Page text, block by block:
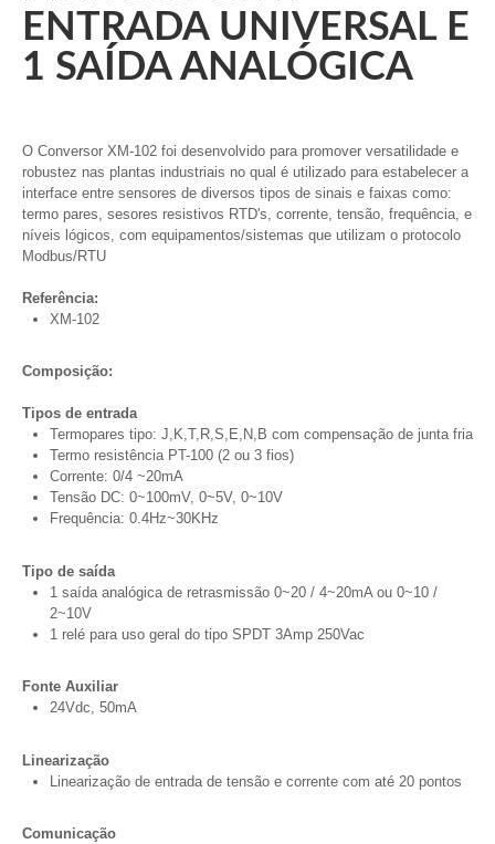
ENTRADA UNIVERSAL E
1 SAÍDA ANALÓGICA
O Conversor XM-102 foi desenvolvido para promover versatilidade e
robustez nas plantas industriais no qual é utilizado para estabelecer a
interface entre sensores de diversos tipos de sinais e faixas como:
termo pares, sesores resistivos RTD's, corrente, tensão, frequência, e
níveis lógicos, com equipamentos/sistemas que utilizam o protocolo
Modbus/RTU
Referência:
XM-102
Composição:
Tipos de entrada
Termopares tipo: J,K,T,R,S,E,N,B com compensação de junta fria
Termo resistência PT-100 (2 ou 3 fios)
Corrente: 0/4 ~20mA
Tensão DC: 0~100mV, 0~5V, 0~10V
Frequência: 0.4Hz~30KHz
Tipo de saída
1 saída analógica de retrasmissão 0~20 / 4~20mA ou 0~10 /
2~10V
1 relé para uso geral do tipo SPDT 3Amp 250Vac
Fonte Auxiliar
24Vdc, 50mA
Linearização
Linearização de entrada de tensão e corrente com até 20 pontos
Comunicação